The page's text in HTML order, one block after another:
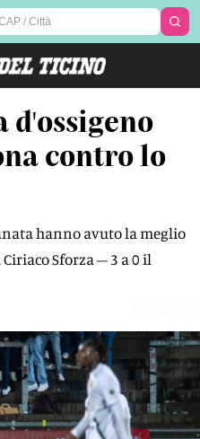
d'ossigeno
contro lo
hanno avuto la meglio
Sforza – 3 a 0 il